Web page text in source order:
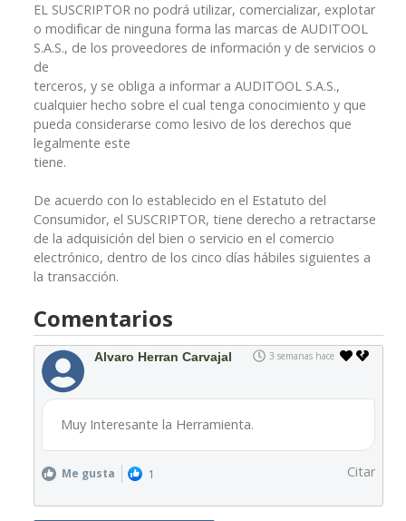
EL SUSCRIPTOR no podrá utilizar, comercializar, explotar
o modificar de ninguna forma las marcas de AUDITOOL
S.A.S., de los proveedores de información y de servicios o
de
terceros, y se obliga a informar a AUDITOOL S.A.S.,
cualquier hecho sobre el cual tenga conocimiento y que
pueda considerarse como lesivo de los derechos que
legalmente este
tiene.
De acuerdo con lo establecido en el Estatuto del
Consumidor, el SUSCRIPTOR, tiene derecho a retractarse
de la adquisición del bien o servicio en el comercio
electrónico, dentro de los cinco días hábiles siguientes a
la transacción.
Comentarios
Alvaro Herran Carvajal 3 semanas hace
Muy Interesante la Herramienta.
Me gusta 1 Citar